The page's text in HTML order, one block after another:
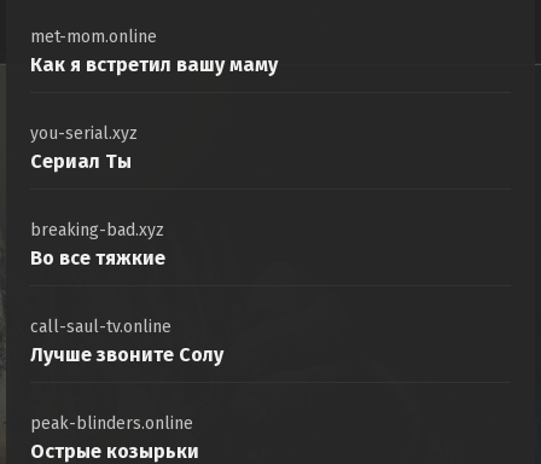
met-mom.online
Как я встретил вашу маму
you-serial.xyz
Сериал Ты
breaking-bad.xyz
Во все тяжкие
call-saul-tv.online
Лучше звоните Солу
peak-blinders.online
Острые козырьки